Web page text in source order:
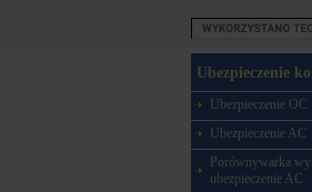
Ubezpieczenie
Ubezpieczenie OC
Ubezpieczenie AC
Porównywarka
ubezpieczenie AC